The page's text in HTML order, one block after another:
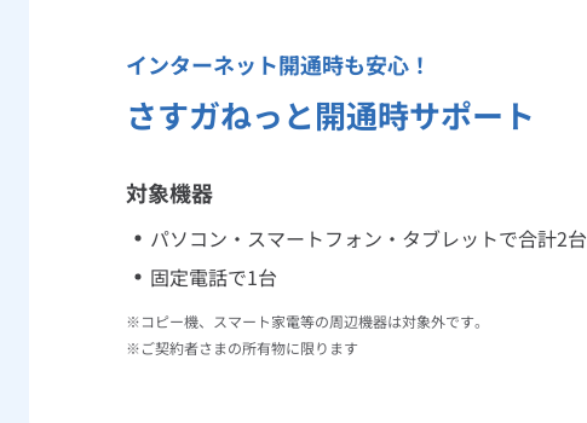
STEP.5 修理完了・お渡し
インターネット開通時も安心！
さすガねっと開通時サポート
対象機器
パソコン・スマートフォン・タブレットで合計2台
固定電話で1台
コピー機、スマート家電等の周辺機器は対象外です。
ご契約者さまの所有物に限ります